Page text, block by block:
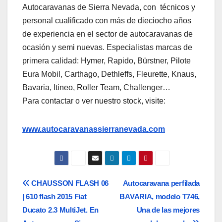
Autocaravanas de Sierra Nevada, con técnicos y
personal cualificado con más de dieciocho años
de experiencia en el sector de autocaravanas de
ocasión y semi nuevas. Especialistas marcas de
primera calidad: Hymer, Rapido, Bürstner, Pilote
Eura Mobil, Carthago, Dethleffs, Fleurette, Knaus,
Bavaria, Itineo, Roller Team, Challenger…
Para contactar o ver nuestro stock, visite:
www.autocaravanassierranevada.com
Navegación
de
Autocaravana perfilada
BAVARIA, modelo T746,
Una de las mejores
CHAUSSON FLASH 06
| 610 flash 2015 Fiat
Ducato 2.3 MultiJet. En